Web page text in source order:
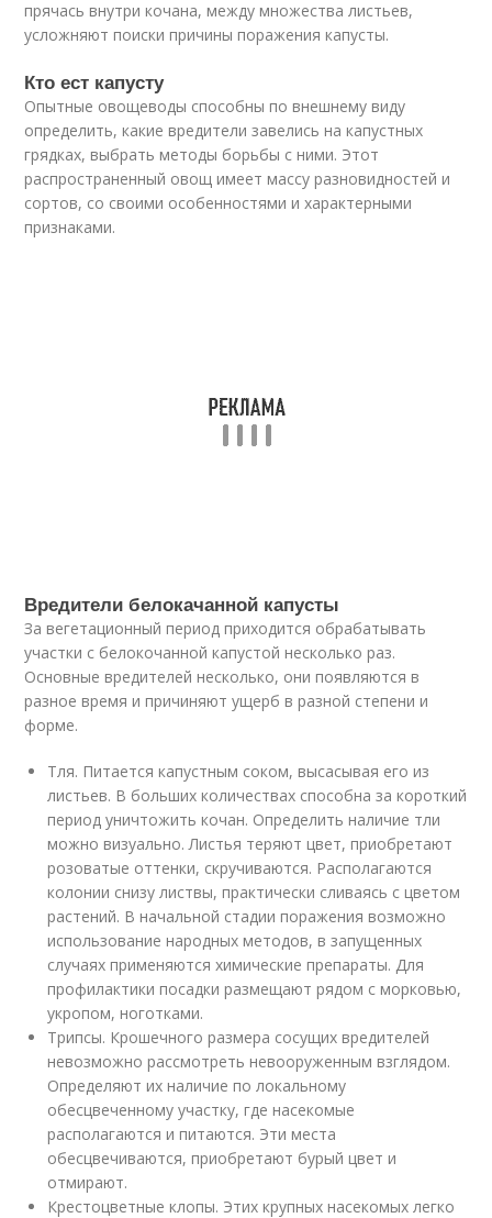
прячась внутри кочана, между множества листьев,
усложняют поиски причины поражения капусты.
Кто ест капусту
Опытные овощеводы способны по внешнему виду
определить, какие вредители завелись на капустных
грядках, выбрать методы борьбы с ними. Этот
распространенный овощ имеет массу разновидностей и
сортов, со своими особенностями и характерными
признаками.
Вредители белокачанной капусты
За вегетационный период приходится обрабатывать
участки с белокочанной капустой несколько раз.
Основные вредителей несколько, они появляются в
разное время и причиняют ущерб в разной степени и
форме.
Тля. Питается капустным соком, высасывая его из
листьев. В больших количествах способна за короткий
период уничтожить кочан. Определить наличие тли
можно визуально. Листья теряют цвет, приобретают
розоватые оттенки, скручиваются. Располагаются
колонии снизу листвы, практически сливаясь с цветом
растений. В начальной стадии поражения возможно
использование народных методов, в запущенных
случаях применяются химические препараты. Для
профилактики посадки размещают рядом с морковью,
укропом, ноготками.
Трипсы. Крошечного размера сосущих вредителей
невозможно рассмотреть невооруженным взглядом.
Определяют их наличие по локальному
обесцвеченному участку, где насекомые
располагаются и питаются. Эти места
обесцвечиваются, приобретают бурый цвет и
отмирают.
Крестоцветные клопы. Этих крупных насекомых легко